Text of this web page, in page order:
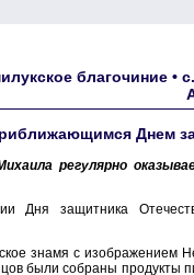
благочиние •
Днем
регулярно
Дня защитника
знамя с изображением
были собраны продукты